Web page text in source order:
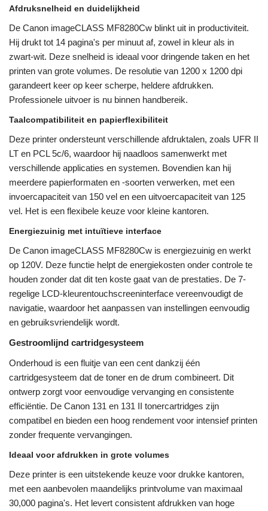
Afdruksnelheid en duidelijkheid
De Canon imageCLASS MF8280Cw blinkt uit in productiviteit.
Hij drukt tot 14 pagina's per minuut af, zowel in kleur als in
zwart-wit. Deze snelheid is ideaal voor dringende taken en het
printen van grote volumes. De resolutie van 1200 x 1200 dpi
garandeert keer op keer scherpe, heldere afdrukken.
Professionele uitvoer is nu binnen handbereik.
Taalcompatibiliteit en papierflexibiliteit
Deze printer ondersteunt verschillende afdruktalen, zoals UFR II
LT en PCL 5c/6, waardoor hij naadloos samenwerkt met
verschillende applicaties en systemen. Bovendien kan hij
meerdere papierformaten en -soorten verwerken, met een
invoercapaciteit van 150 vel en een uitvoercapaciteit van 125
vel. Het is een flexibele keuze voor kleine kantoren.
Energiezuinig met intuïtieve interface
De Canon imageCLASS MF8280Cw is energiezuinig en werkt
op 120V. Deze functie helpt de energiekosten onder controle te
houden zonder dat dit ten koste gaat van de prestaties. De 7-
regelige LCD-kleurentouchscreeninterface vereenvoudigt de
navigatie, waardoor het aanpassen van instellingen eenvoudig
en gebruiksvriendelijk wordt.
Gestroomlijnd cartridgesysteem
Onderhoud is een fluitje van een cent dankzij één
cartridgesysteem dat de toner en de drum combineert. Dit
ontwerp zorgt voor eenvoudige vervanging en consistente
efficiëntie. De Canon 131 en 131 II tonercartridges zijn
compatibel en bieden een hoog rendement voor intensief printen
zonder frequente vervangingen.
Ideaal voor afdrukken in grote volumes
Deze printer is een uitstekende keuze voor drukke kantoren,
met een aanbevolen maandelijks printvolume van maximaal
30,000 pagina's. Het levert consistent afdrukken van hoge